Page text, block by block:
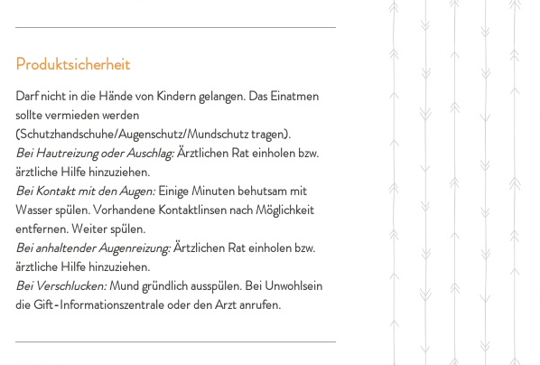
Produktsicherheit
Darf nicht in die Hände von Kindern gelangen. Das Einatmen
sollte vermieden werden
(Schutzhandschuhe/Augenschutz/Mundschutz tragen).
Bei Hautreizung oder Auschlag:Ärztlichen Rat einholen bzw.
ärztliche Hilfe hinzuziehen.
Bei Kontakt mit den Augen: Einige Minuten behutsam mit
Wasser spülen. Vorhandene Kontaktlinsen nach Möglichkeit
entfernen. Weiter spülen.
Bei anhaltender Augenreizung:Ärtzlichen Rat einholen bzw.
ärztliche Hilfe hinzuziehen.
Bei Verschlucken:Mund gründlich ausspülen. Bei Unwohlsein
die Gift-Informationszentrale oder den Arzt anrufen.